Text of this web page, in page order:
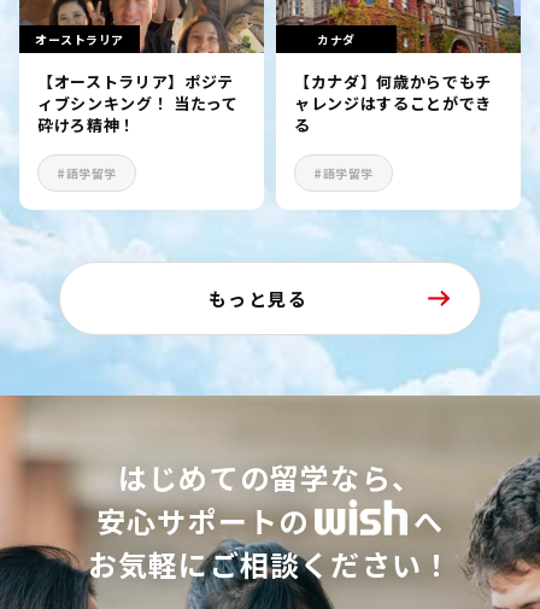
オーストラリア
【オーストラリア】ポジテ
ィブシンキング！ 当たって
砕けろ精神！
#語学留学
カナダ
【カナダ】何歳からでもチ
ャレンジはすることができ
る
#語学留学
もっと見る
はじめての留学なら、
安心サポートの
へ
お気軽にご相談ください！